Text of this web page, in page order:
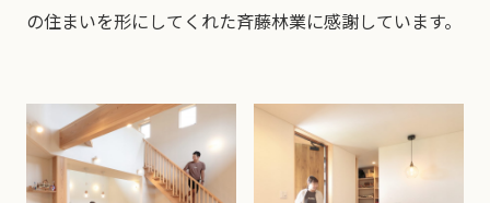
の住まいを形にしてくれた斉藤林業に感謝しています。